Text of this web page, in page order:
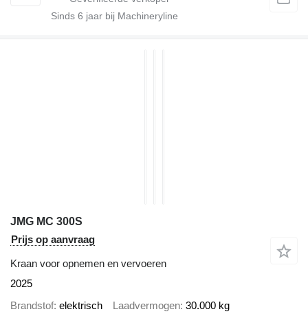
Sinds 6 jaar bij Machineryline
JMG MC 300S
Prijs op aanvraag
Kraan voor opnemen en vervoeren
2025
Brandstof elektrisch Laadvermogen 30.000 kg